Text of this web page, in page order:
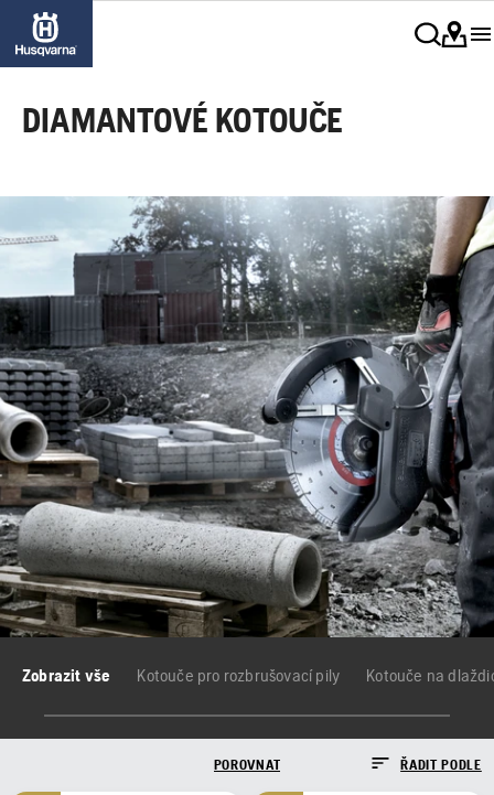
DIAMANTOVÉ KOTOUČE
Zobrazit vše Kotouče pro rozbrušovací pily Kotouče na
POROVNAT ŘADIT PODLE